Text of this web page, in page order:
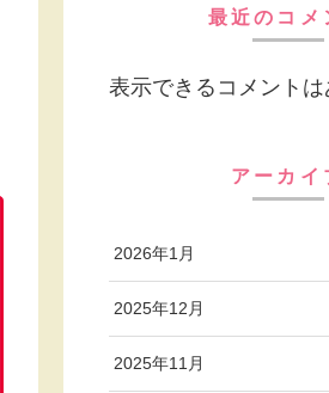
最近のコメ
表示できるコメントは
アーカイ
2026年1月
2025年12月
2025年11月